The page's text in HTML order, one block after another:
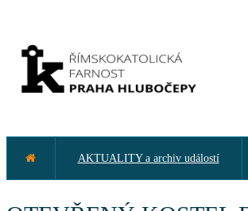
AKTUALITY a archiv událostí